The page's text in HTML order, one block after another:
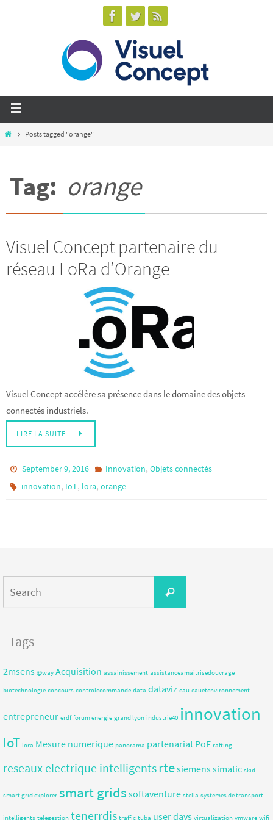
Posts tagged "orange"
Tag: orange
Visuel Concept partenaire du
réseau LoRa d’Orange
Visuel Concept accélère sa présence dans le domaine des objets
connectés industriels.
LIRE LA SUITE …
September 9, 2016 Innovation, Objets connectés
innovation, IoT, lora,orange
Tags
2msens @way Acquisition assainissement assistanceamaitrisedouvrage
biotechnologie concours controlecommande data dataviz eau eauetenvironnement
entrepreneur erdf forum energie grand lyon industrie40 innovation
IoT lora Mesure numerique panorama partenariat PoF rafting
reseaux electrique intelligentsrtesiemenssimatic skid
smart grid explorer smart grids softaventure stella systemes de transport
intelligents telegestion tenerrdis traffic tuba user days virtualization vmware wifi